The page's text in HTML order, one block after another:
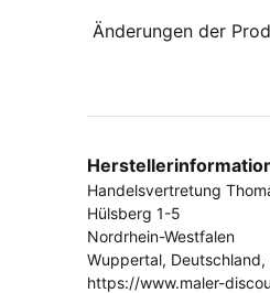
Änderungen der
Handelsvertretung
Hülsberg 1-5
Nordrhein-Westfalen
Wuppertal,
https://www.maler-